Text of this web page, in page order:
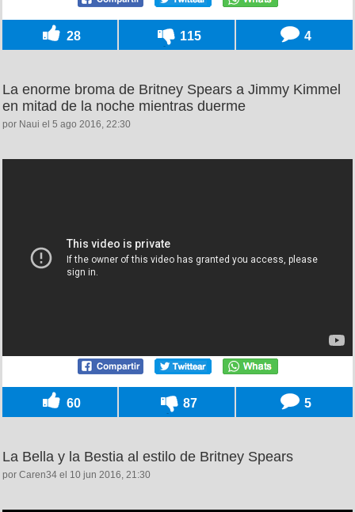
28 115 4
La enorme broma de Britney Spears a Jimmy Kimmel
en mitad de la noche mientras duerme
por Naui el 5 ago 2016, 22:30
60 87 5
La Bella y la Bestia al estilo de Britney Spears
por Caren34 el 10 jun 2016, 21:30